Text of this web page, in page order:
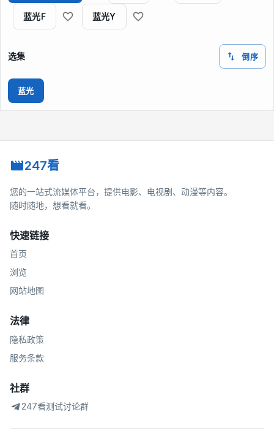
蓝光F 蓝光Y
选集 倒序
蓝光
247看
您的一站式流媒体平台，提供电影、电视剧、动漫等内容。
随时随地，想看就看。
快速链接
首页
浏览
网站地图
法律
隐私政策
服务条款
社群
247看测试讨论群